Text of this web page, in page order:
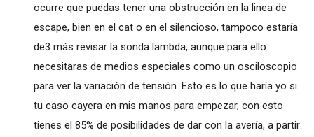
ocurre que puedas tener una obstrucción en la linea de
escape, bien en el cat o en el silencioso, tampoco estaría
de3 más revisar la sonda lambda, aunque para ello
necesitaras de medios especiales como un osciloscopio
para ver la variación de tensión. Esto es lo que haría yo si
tu caso cayera en mis manos para empezar, con esto
tienes el 85% de posibilidades de dar con la avería, a partir